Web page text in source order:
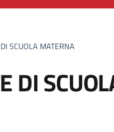
SCUOLA MATERNA
DI